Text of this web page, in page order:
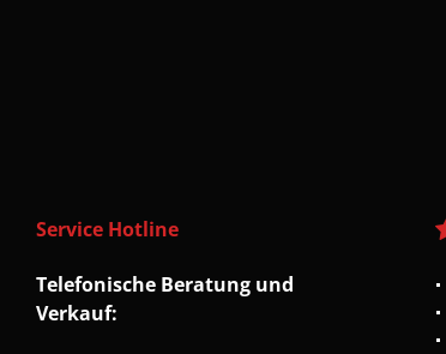
Service Hotline
Telefonische Beratung und
Verkauf: